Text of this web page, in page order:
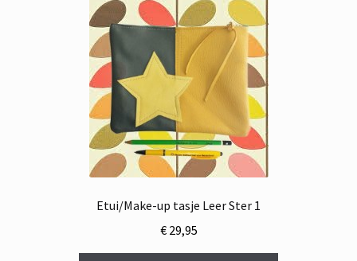
Etui/Make-up tasje Leer Ster 1
€29,95